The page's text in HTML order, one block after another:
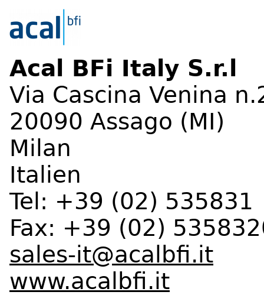
Acal BFi Italy S.r.l
Via Cascina Venina
20090 Assago (MI)
Milan
Italien
Tel: +39 (02) 535831
Fax: +39 (02)
sales-it@acalbfi.it
www.acalbfi.it